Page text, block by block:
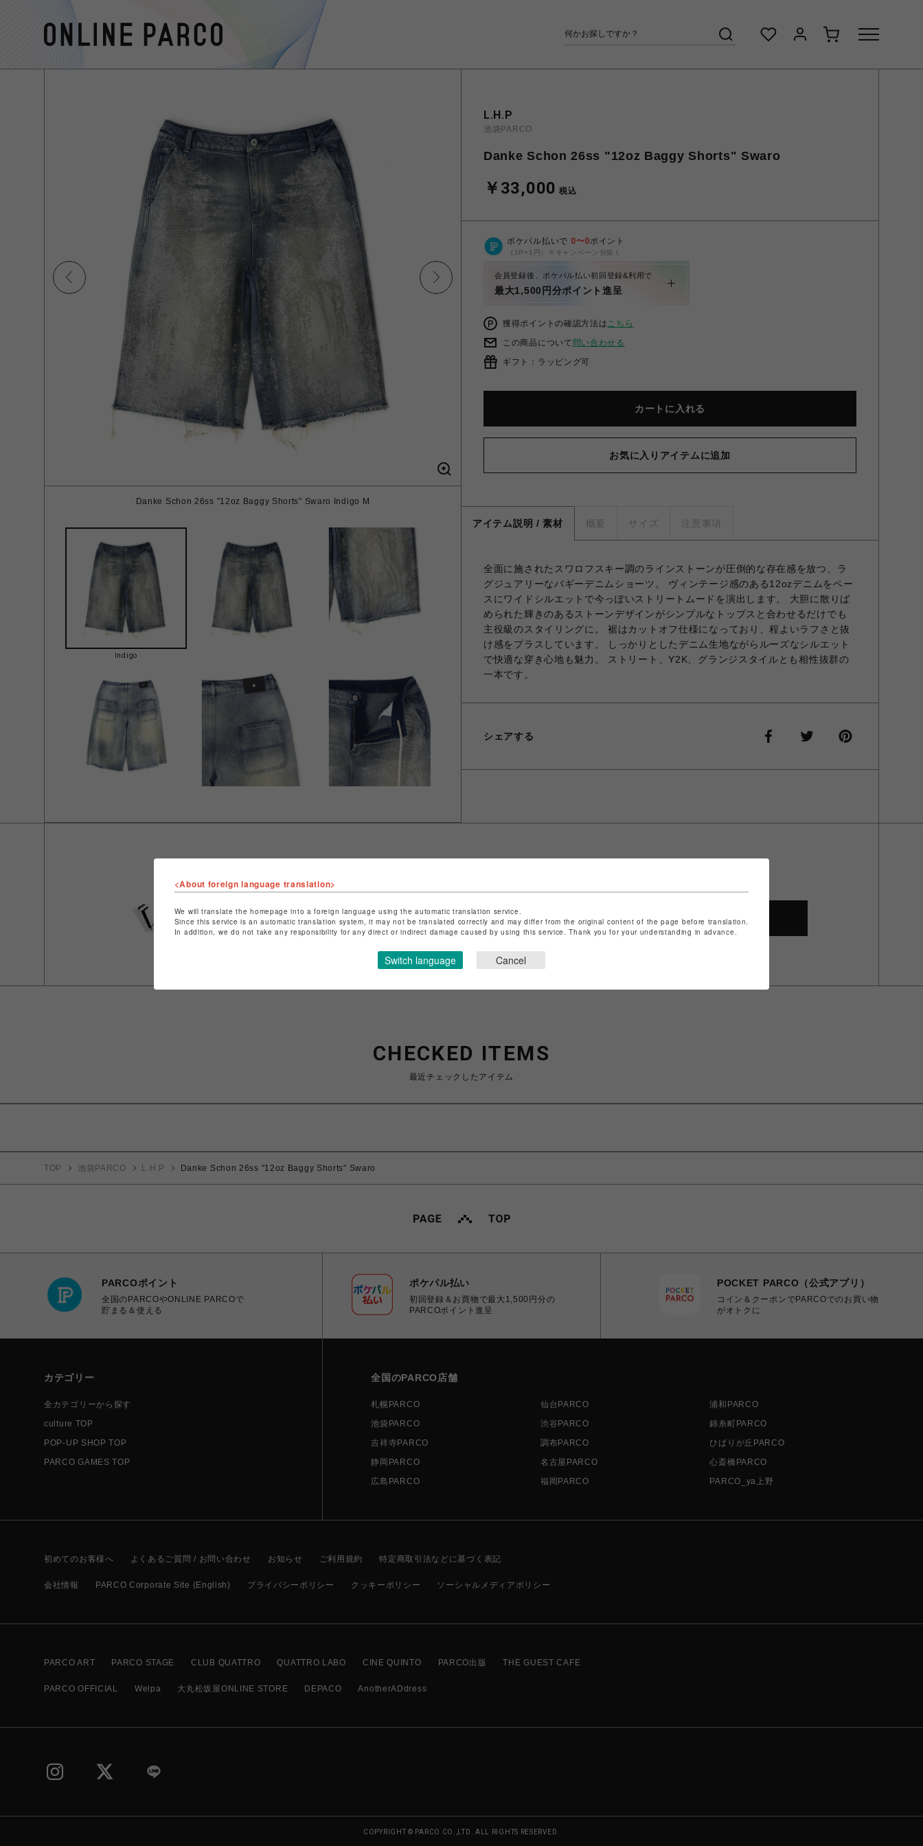
Danke Schon 26ss "12oz Baggy Shorts" Swaro Indigo M
Indigo
L.H.P
池袋PARCO
Danke Schon 26ss "12oz Baggy Shorts" Swaro
￥33,000 税込
ポケパル払いで 0〜0ポイント
（1P=1円）※キャンペーン分除く
会員登録後、ポケパル払い初回登録&利用で
最大1,500円分ポイント進呈
獲得ポイントの確認方法はこちら
この商品について 問い合わせる
ギフト：ラッピング可
カートに入れる
お気に入りアイテムに追加
アイテム説明 / 素材 概要 サイズ 注意事項
全面に施されたスワロフスキー調のラインストーンが圧倒的な存在感を放つ、ラ
グジュアリーなバギーデニムショーツ。 ヴィンテージ感のある12ozデニムをベー
スにワイドシルエットで今っぽいストリートムードを演出します。 大胆に散りば
められた輝きのあるストーンデザインがシンプルなトップスと合わせるだけでも
主役級のスタイリングに。 裾はカットオフ仕様になっており、程よいラフさと抜
け感をプラスしています。 しっかりとしたデニム生地ながらルーズなシルエット
で快適な穿き心地も魅力。 ストリート、Y2K、グランジスタイルとも相性抜群の
一本です。
シェアする
ショップ名
特定商取引法など法令に基づく表記はこちら
ショップお問い合わせはこちら
SHOP TOP
CHECKED ITEMS
最近チェックしたアイテム
TOP 池袋PARCO L.H.P Danke Schon 26ss "12oz Baggy Shorts" Swaro
PARCOポイント
全国のPARCOやONLINE PARCOで
貯まる＆使える
ポケパル払い
初回登録＆お買物で最大1,500円分の
PARCOポイント進呈
POCKET PARCO（公式アプリ）
コイン＆クーポンでPARCOでのお買い物
がオトクに
カテゴリー
全カテゴリーから探す
culture TOP
POP-UP SHOP TOP
PARCO GAMES TOP
全国のPARCO店舗
札幌PARCO 仙台PARCO
浦和PARCO
池袋PARCO
渋谷PARCO
錦糸町PARCO
吉祥寺PARCO
調布PARCO
ひばりが丘PARCO
静岡PARCO
名古屋PARCO
心斎橋PARCO
広島PARCO
福岡PARCO PARCO_ya上野
初めてのお客様へ よくあるご質問 / お問い合わせ お知らせ ご利用規約 特定商取引法などに基づく表記
会社情報 PARCO Corporate Site (English) プライバシーポリシー クッキーポリシー ソーシャルメディアポリシー
PARCO ART PARCO STAGE CLUB QUATTRO QUATTRO LABO CINE QUINTO PARCO出版 THE GUEST CAFE
PARCO OFFICIAL Welpa 大丸松坂屋ONLINE STORE DEPACO AnotherADdress
COPYRIGHT © PARCO CO.,LTD. ALL RIGHTS RESERVED.
<About foreign language translation>
We will translate the homepage into a foreign language using the automatic translation service.
Since this service is an automatic translation system, it may not be translated correctly and may differ from the original content of the page before translation.
In addition, we do not take any responsibility for any direct or indirect damage caused by using this service. Thank you for your understanding in advance.
Switch language Cancel